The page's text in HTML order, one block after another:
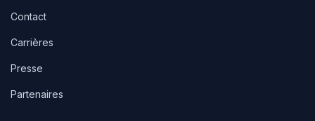
Contact
Carrières
Presse
Partenaires